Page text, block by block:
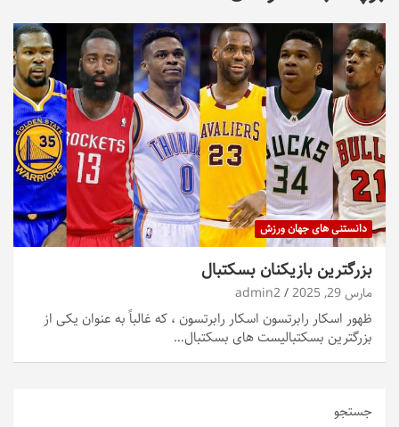
دانستنی های جهان ورزش
بزرگترین بازیکنان بسکتبال
مارس 29, 2025 admin2
ظهور اسکار رابرتسون اسکار رابرتسون ، که غالباً به عنوان یکی از
بزرگترین بسکتبالیست های بسکتبال…
جستجو